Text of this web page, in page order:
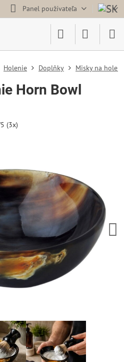
Panel používateľa
Holenie Doplňky Misky na
Horn Bowl
5 (3x)